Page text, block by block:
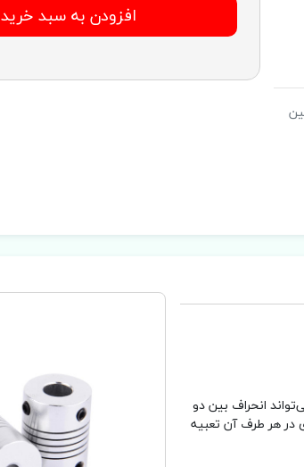
افزودن به سبد خرید
می‌تواند انحراف بین دو
در هر طرف آن تعبیه